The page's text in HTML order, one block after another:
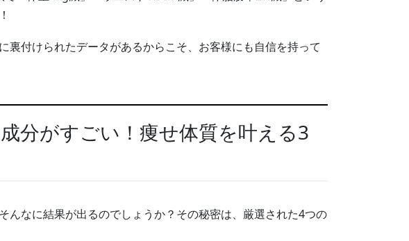
裏付けられたデータがあるからこそ、お客様にも自信を持って
分がすごい！痩せ体質を叶える3
んなに結果が出るのでしょうか？その秘密は、厳選された4つの